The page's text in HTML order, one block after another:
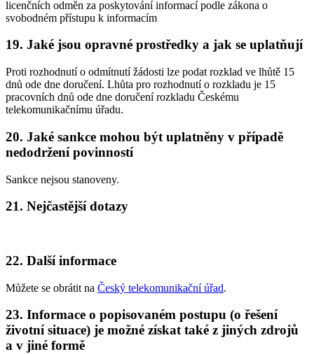
licenčních odměn za poskytování informací podle zákona o
svobodném přístupu k informacím
19. Jaké jsou opravné prostředky a jak se uplatňují
Proti rozhodnutí o odmítnutí žádosti lze podat rozklad ve lhůtě 15
dnů ode dne doručení. Lhůta pro rozhodnutí o rozkladu je 15
pracovních dnů ode dne doručení rozkladu Českému
telekomunikačnímu úřadu.
20. Jaké sankce mohou být uplatněny v případě
nedodržení povinností
Sankce nejsou stanoveny.
21. Nejčastější dotazy
22. Další informace
Můžete se obrátit na Český telekomunikační úřad.
23. Informace o popisovaném postupu (o řešení
životní situace) je možné získat také z jiných zdrojů
a v jiné formě